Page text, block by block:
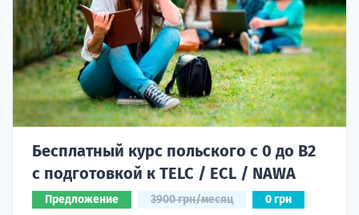
Бесплатный курс польского с 0 до B2
с подготовкой к TELC / ECL / NAWA
Предложение 3900 грн/месяц 0 грн